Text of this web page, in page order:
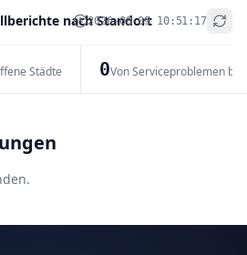
nach Standort
2026-08-09 10:51:17
Städte 0Von Serviceproblemen
+